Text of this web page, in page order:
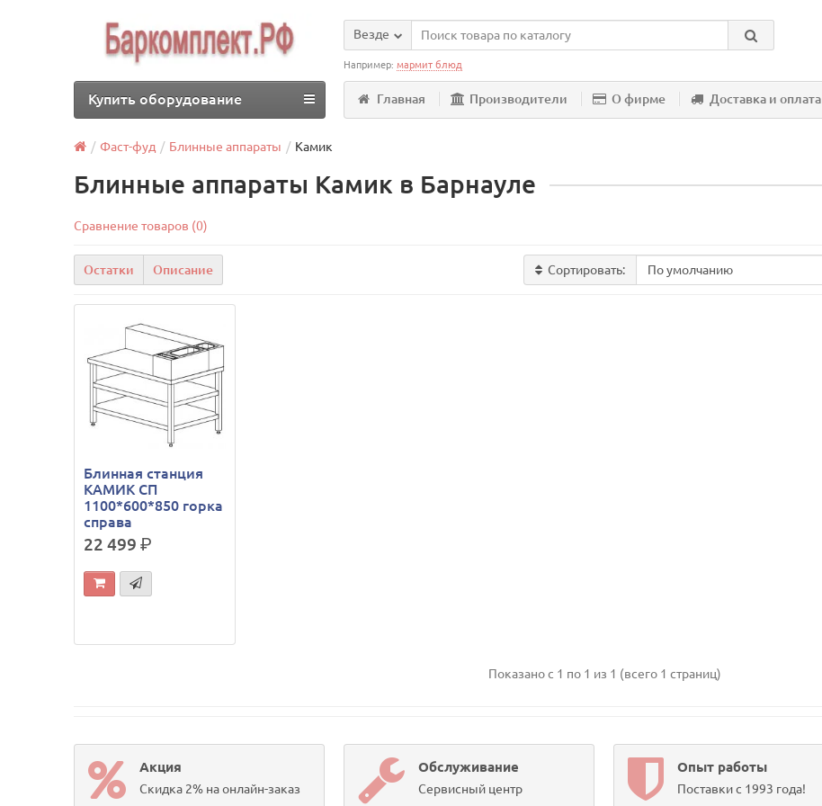
Везде
Например:мармит блюд
Главная Производители О фирме Доставка и оплата
Купить оборудование
Фаст-фуд Блинные аппараты Камик
Блинные аппараты Камик в Барнауле
Сравнение товаров (0)
Остатки Описание Сортировать:
Блинная станция
КАМИК СП
1100*600*850 горка
справа
22 499р.
Показано с 1 по 1 из 1 (всего 1 страниц)
Акция
Скидка 2% на онлайн-заказ
Обслуживание
Сервисный центр
Опыт работы
Поставки с 1993 года!